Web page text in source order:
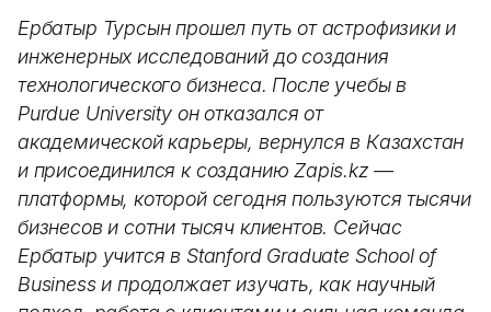
Ербатыр Турсын прошел путь от астрофизики и
инженерных исследований до создания
технологического бизнеса. После учебы в
Purdue University он отказался от
академической карьеры, вернулся в Казахстан
и присоединился к созданию Zapis.kz —
платформы, которой сегодня пользуются тысячи
бизнесов и сотни тысяч клиентов. Сейчас
Ербатыр учится в Stanford Graduate School of
Business и продолжает изучать, как научный